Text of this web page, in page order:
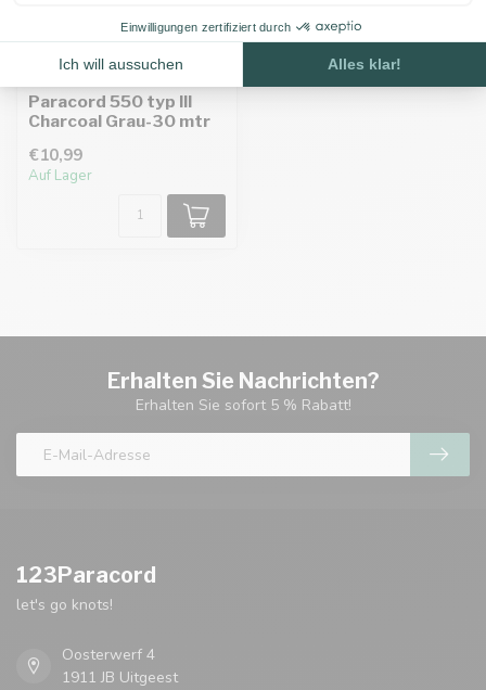
Paracord 550 typ III
Charcoal Grau-30 mtr
€10,99
Auf Lager
Erhalten Sie Nachrichten?
Erhalten Sie sofort 5 % Rabatt!
123Paracord
let's go knots!
Oosterwerf 4
1911 JB Uitgeest